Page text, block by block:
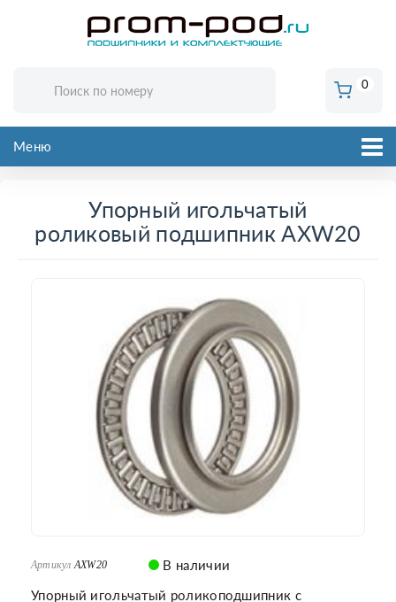
0
Меню
Упорный игольчатый
роликовый подшипник AXW20
Артикул AXW20
В наличии
Упорный игольчатый роликоподшипник с